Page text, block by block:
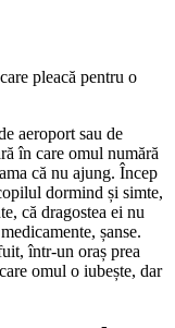
pleacă pentru o
aeroport sau de
în care omul numără
că nu ajung. Încep
dormind și simte,
că dragostea ei nu
șanse.
într-un oraș prea
omul o iubește, dar